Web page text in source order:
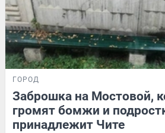
ГОРОД
Заброшка на Мостовой,
громят бомжи и
принадлежит Чите